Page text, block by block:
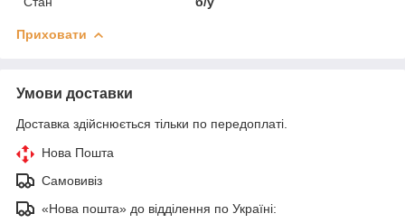
Приховати
Умови доставки
Доставка здійснюється тільки по передоплаті.
Нова Пошта
Самовивіз
«Нова пошта» до відділення по Україні: